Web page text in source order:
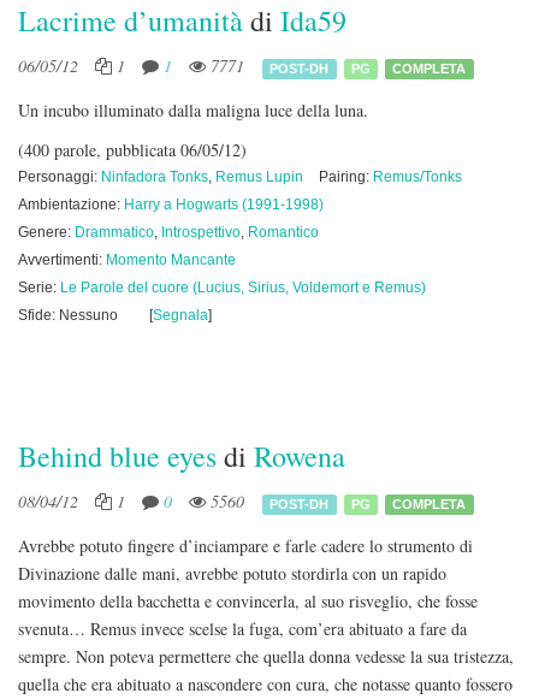
Lacrime d’umanitàdi Ida59
06/05/12 1 1 7771 POST-DH PG COMPLETA
Un incubo illuminato dalla maligna luce della luna.
(400 parole, pubblicata 06/05/12)
Personaggi: Ninfadora Tonks, Remus Lupin Pairing: Remus/Tonks
Ambientazione: Harry a Hogwarts (1991-1998)
Genere: Drammatico, Introspettivo, Romantico
Avvertimenti: Momento Mancante
Serie: Le Parole del cuore (Lucius, Sirius, Voldemort e Remus)
Sfide: Nessuno
[Segnala]
Behind blue eyesdi Rowena
08/04/12 1 0 5560 POST-DH PG COMPLETA
Avrebbe potuto fingere d’inciampare e farle cadere lo strumento di
Divinazione dalle mani, avrebbe potuto stordirla con un rapido
movimento della bacchetta e convincerla, al suo risveglio, che fosse
svenuta… Remus invece scelse la fuga, com’era abituato a fare da
sempre. Non poteva permettere che quella donna vedesse la sua tristezza,
quella che era abituato a nascondere con cura, che notasse quanto fossero